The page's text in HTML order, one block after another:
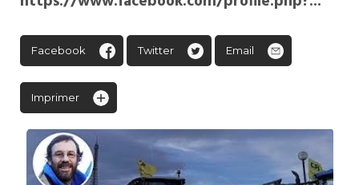
Facebook Twitter Email
Imprimer